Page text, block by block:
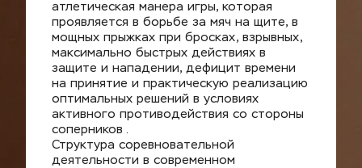
атлетическая манера игры, которая
проявляется в борьбе за мяч на щите, в
мощных прыжках при бросках, взрывных,
максимально быстрых действиях в
защите и нападении, дефицит времени
на принятие и практическую реализацию
оптимальных решений в условиях
активного противодействия со стороны
соперников .
Структура соревновательной
деятельности в современном